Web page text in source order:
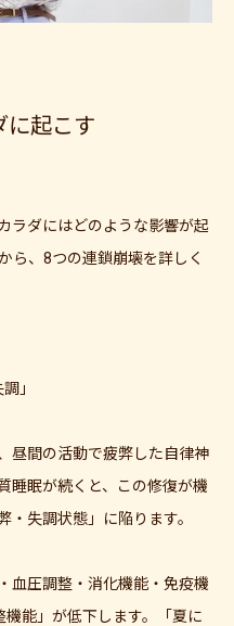
に起こす
ラダにはどのような影響が起
ら、8つの連鎖崩壊を詳しく
」
昼間の活動で疲弊した自律神
睡眠が続くと、この修復が機
失調状態」に陥ります。
血圧調整・消化機能・免疫機
能」が低下します。「夏に